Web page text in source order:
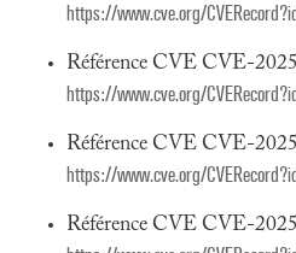
https://www.cve.org/
Référence CVE CVE-
https://www.cve.org/
Référence CVE CVE-
https://www.cve.org/
Référence CVE CVE-